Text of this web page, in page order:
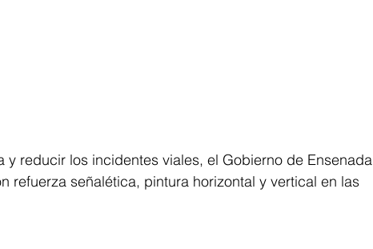
y reducir los incidentes viales, el Gobierno de Ensenada
refuerza señalética, pintura horizontal y vertical en las